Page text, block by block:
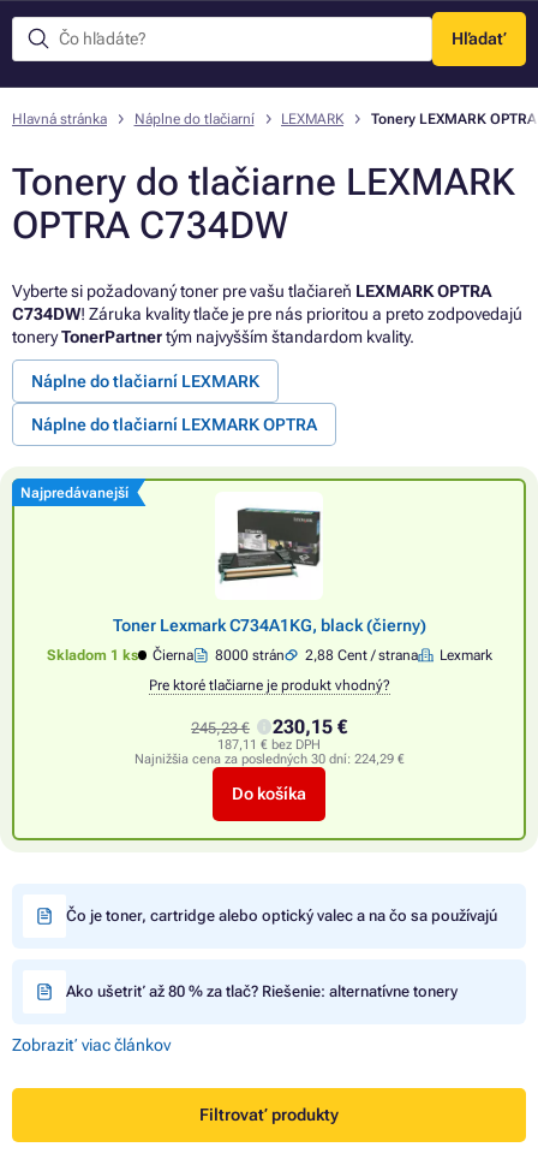
Hľadať
Menu
Hlavná stránka Náplne do tlačiarní LEXMARK Tonery LEXMARK
Tonery do tlačiarne LEXMARK
OPTRA C734DW
Vyberte si požadovaný toner pre vašu tlačiareň LEXMARK OPTRA
C734DW! Záruka kvality tlače je pre nás prioritou a preto zodpovedajú
toneryTonerPartnertým najvyšším štandardom kvality.
Náplne do tlačiarní LEXMARK
Náplne do tlačiarní LEXMARK OPTRA
Najpredávanejší
Toner Lexmark C734A1KG, black (čierny)
Skladom 1 ks Čierna 8000 strán 2,88 Cent / strana
Lexmark
Pre ktoré tlačiarne je produkt vhodný?
245,23 € 230,15 €
187,11 € bez DPH
Najnižšia cena za posledných 30 dní: 224,29 €
Do košíka
Čo je toner, cartridge alebo optický valec a na čo sa používajú
Ako ušetriť až 80 % za tlač? Riešenie: alternatívne tonery
Zobraziť viac článkov
Filtrovať produkty